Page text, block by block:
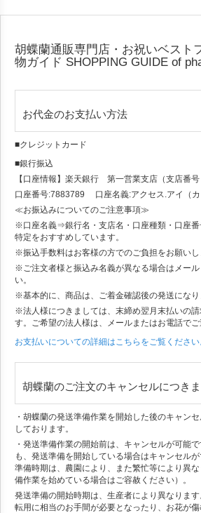
胡蝶蘭通販専門店・お祝いベスト
物ガイド SHOPPING GUIDE of
お代金のお支払い方法
■クレジットカード
■銀行振込
【口座情報】楽天銀行 第一営業支店（支店番
口座番号:7883789 口座名義:アクセス.アイ（カ
≪お振込みについてのご注意事項≫
※口座名義⇒銀行名・支店名・口座種類・口座番
特定をおすすめしています。
※振込手数料はお客様の方でのご負担をお願いし
※ご注文者様と振込み名義が異なる場合はメー
い。
※基本的に、商品は、ご着金確認後の発送になり
※法人様につきましては、末締め翌月末払いの請
す。ご希望の法人様は、メールまたはお電話でご
お支払いについての詳細はこちらをご覧ください
胡蝶蘭のご注文のキャンセルにつき
・胡蝶蘭の発送準備作業を開始した後のキャン
しております。
・発送準備作業の開始前は、キャンセルが可能
も、発送準備を開始している場合はキャンセル
準備時期は、農園により、また繁忙等により異
備作業を始めている場合はご容赦ください）。
発送準備の開始時期は、生産者により異なりま
転用に相当のお手間が必要となったり、お花が傷